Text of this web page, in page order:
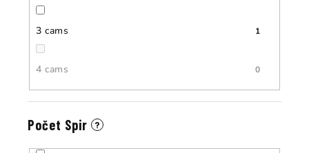
3 cams 1
4 cams 0
Počet Spir ?